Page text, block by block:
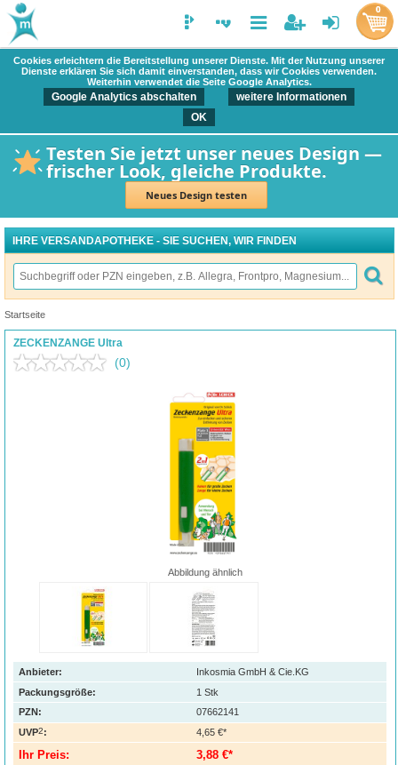
Cookies erleichtern die Bereitstellung unserer Dienste. Mit der Nutzung unserer
Dienste erklären Sie sich damit einverstanden, dass wir Cookies verwenden.
Weiterhin verwendet die Seite Google Analytics.
Google Analytics abschalten
weitere Informationen
OK
Testen Sie jetzt unser neues Design —
frischer Look, gleiche Produkte.
Neues Design testen
0
IHRE VERSANDAPOTHEKE - SIE SUCHEN, WIR FINDEN
Startseite
ZECKENZANGE Ultra
(0)
Abbildung ähnlich
Anbieter:
Inkosmia GmbH & Cie.KG
Packungsgröße:
1 Stk
PZN :
07662141
UVP2: 4,65 €*
Ihr Preis: 3,88 €*